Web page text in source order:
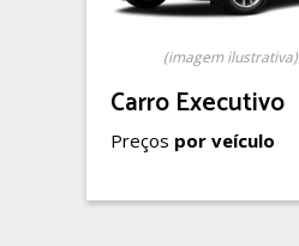
(imagem ilustrativa)
Carro Executivo
Preços por veículo